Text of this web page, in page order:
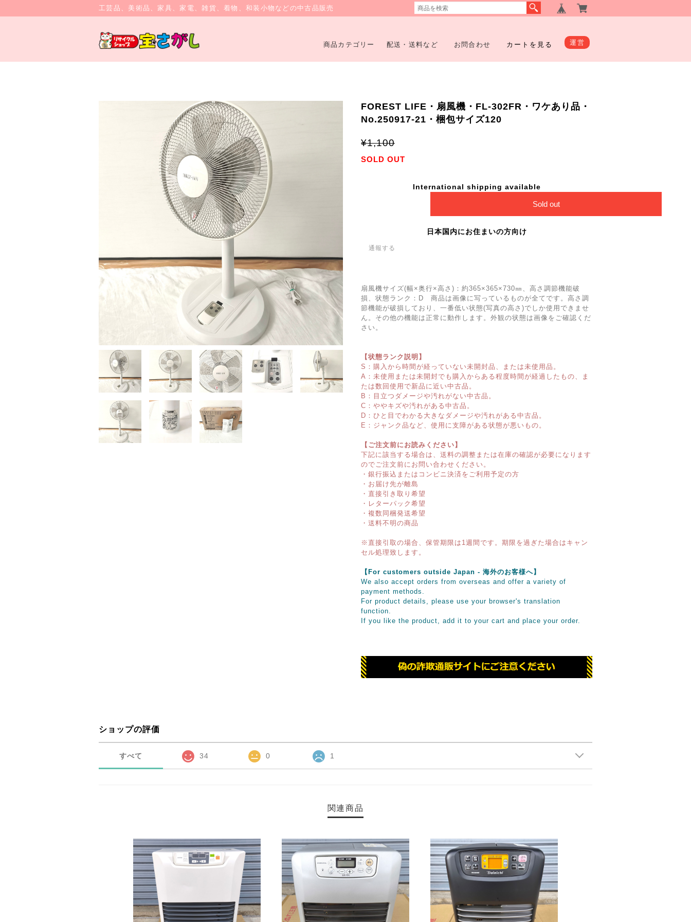
工芸品、美術品、家具、家電、雑貨、着物、和装小物などの中古品販売
商品カテゴリー 配送・送料など お問合わせ カートを見る 運営
FOREST LIFE・扇風機・FL-302FR・ワケあり品・
No.250917-21・梱包サイズ120
¥1,100
SOLD OUT
International shipping available
Sold out
日本国内にお住まいの方向け
通報する
扇風機サイズ(幅×奥行×高さ)：約365×365×730㎜、高さ調節機能破
損、状態ランク：D 商品は画像に写っているものが全てです。高さ調
節機能が破損しており、一番低い状態(写真の高さ)でしか使用できませ
ん。その他の機能は正常に動作します。外観の状態は画像をご確認くだ
さい。
【状態ランク説明】
S：購入から時間が経っていない未開封品、または未使用品。
A：未使用または未開封でも購入からある程度時間が経過したもの、ま
たは数回使用で新品に近い中古品。
B：目立つダメージや汚れがない中古品。
C：ややキズや汚れがある中古品。
D：ひと目でわかる大きなダメージや汚れがある中古品。
E：ジャンク品など、使用に支障がある状態が悪いもの。
【ご注文前にお読みください】
下記に該当する場合は、送料の調整または在庫の確認が必要になります
のでご注文前にお問い合わせください。
・銀行振込またはコンビニ決済をご利用予定の方
・お届け先が離島
・直接引き取り希望
・レターパック希望
・複数同梱発送希望
・送料不明の商品
※直接引取の場合、保管期限は1週間です。期限を過ぎた場合はキャン
セル処理致します。
【For customers outside Japan - 海外のお客様へ】
We also accept orders from overseas and offer a variety of
payment methods.
For product details, please use your browser's translation
function.
If you like the product, add it to your cart and place your order.
ショップの評価
すべて 34 0 1
関連商品